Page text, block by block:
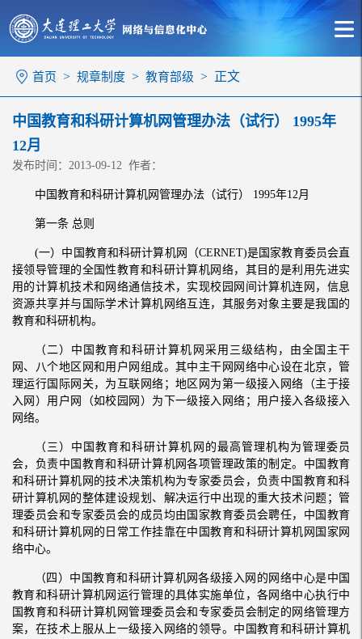
首页 > 规章制度 > 教育部级 > 正文
中国教育和科研计算机网管理办法（试行） 1995年
12月
发布时间：2013-09-12 作者：
中国教育和科研计算机网管理办法（试行） 1995年12月
第一条 总则
(一）中国教育和科研计算机网（CERNET)是国家教育委员会直
接领导管理的全国性教育和科研计算机网络，其目的是利用先进实
用的计算机技术和网络通信技术，实现校园网间计算机连网，信息
资源共享并与国际学术计算机网络互连，其服务对象主要是我国的
教育和科研机构。
（二）中国教育和科研计算机网采用三级结构，由全国主干
网、八个地区网和用户网组成。其中主干网网络中心设在北京，管
理运行国际网关，为互联网络；地区网为第一级接入网络（主于接
入网）用户网（如校园网）为下一级接入网络；用户接入各级接入
网络。
（三）中国教育和科研计算机网的最高管理机构为管理委员
会，负责中国教育和科研计算机网各项管理政策的制定。中国教育
和科研计算机网的技术决策机构为专家委员会，负责中国教育和科
研计算机网的整体建设规划、解决运行中出现的重大技术问题；管
理委员会和专家委员会的成员均由国家教育委员会聘任，中国教育
和科研计算机网的日常工作挂靠在中国教育和科研计算机网国家网
络中心。
（四）中国教育和科研计算机网各级接入网的网络中心是中国
教育和科研计算机网运行管理的具体实施单位，各网络中心执行中
国教育和科研计算机网管理委员会和专家委员会制定的网络管理方
案，在技术上服从上一级接入网络的领导。中国教育和科研计算机